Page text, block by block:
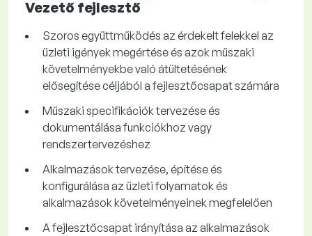
Vezető fejlesztő
Szoros együttműködés az érdekelt felekkel az
üzleti igények megértése és azok műszaki
követelményekbe való átültetésének
elősegítése céljából a fejlesztőcsapat számára
Műszaki specifikációk tervezése és
dokumentálása funkciókhoz vagy
rendszertervezéshez
Alkalmazások tervezése, építése és
konfigurálása az üzleti folyamatok és
alkalmazások követelményeinek megfelelően
A fejlesztőcsapat irányítása az alkalmazások